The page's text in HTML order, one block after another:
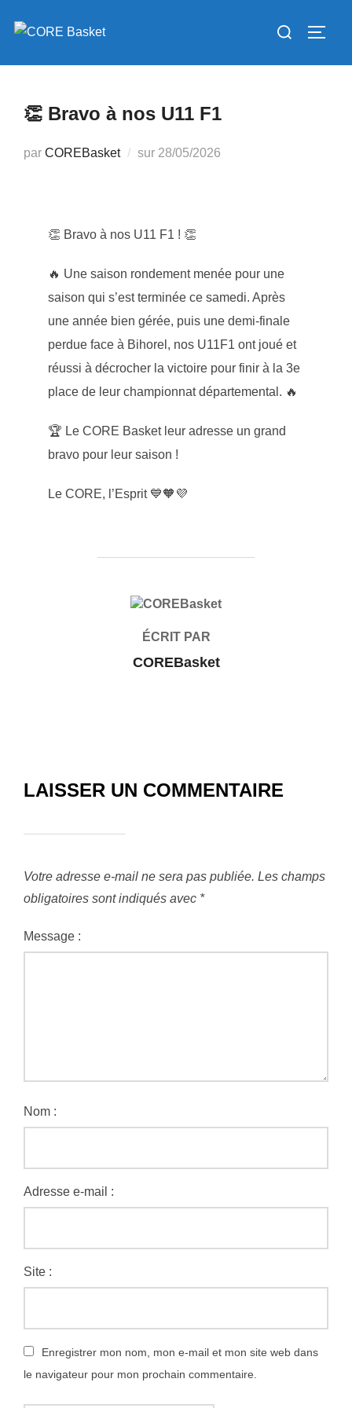
Rechercher :
👏 Bravo à nos U11 F1
par COREBasket sur Publié
28/05/2026
👏 Bravo à nos U11 F1 ! 👏
🔥 Une saison rondement menée pour une
saison qui s’est terminée ce samedi. Après
une année bien gérée, puis une demi-finale
perdue face à Bihorel, nos U11F1 ont joué et
réussi à décrocher la victoire pour finir à la 3e
place de leur championnat départemental. 🔥
🏆 Le CORE Basket leur adresse un grand
bravo pour leur saison !
Le CORE, l’Esprit 💙🧡💜
AUTEUR DE LA PUBLICATION
ÉCRIT PAR
COREBasket
LAISSER UN COMMENTAIRE
Votre adresse e-mail ne sera pas publiée. Les champs
obligatoires sont indiqués avec *
Message :
Nom :
Adresse e-mail :
Site :
Enregistrer mon nom, mon e-mail et mon site web dans
le navigateur pour mon prochain commentaire.